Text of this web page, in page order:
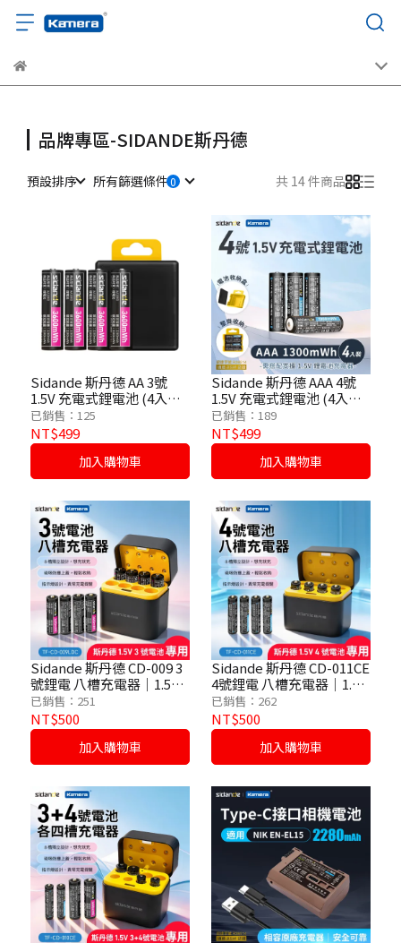
品牌專區-SIDANDE斯丹德
預設排序 所有篩選條件 共 14 件商品
Sidande 斯丹德 AA 3號
1.5V 充電式鋰電池 (4入組)
3600mWh｜3A 大電流穩壓
輸出 強勁續航 (需使用專用
充電器)
已銷售：125
NT$499
加入購物車
Sidande 斯丹德 AAA 4號
1.5V 充電式鋰電池 (4入組)
1300mWh｜1.5V 穩壓穩定
動力 節能環保 (需使用專用
充電器)
已銷售：189
NT$499
加入購物車
Sidande 斯丹德 CD-009 3
號鋰電 八槽充電器｜1.5V
恆壓充電 Type-C 輸入 專
為 3 號鋰電池設計 (黑色)
已銷售：251
NT$500
加入購物車
Sidande 斯丹德 CD-011CE
4號鋰電 八槽充電器｜1.5V
恆壓充電 Type-C 輸入 專
為 4 號鋰電池設計 (黑色)
已銷售：262
NT$500
加入購物車